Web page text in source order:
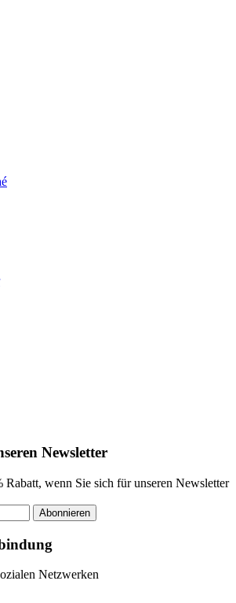
Newsletter
wenn Sie sich für unseren Newsletter
Abonnieren
Netzwerken